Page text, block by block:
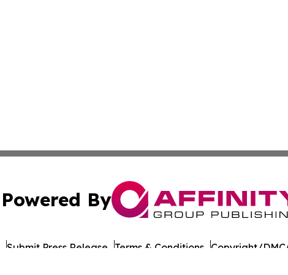
Powered By
Submit Press Release Terms & Conditions Copyright/